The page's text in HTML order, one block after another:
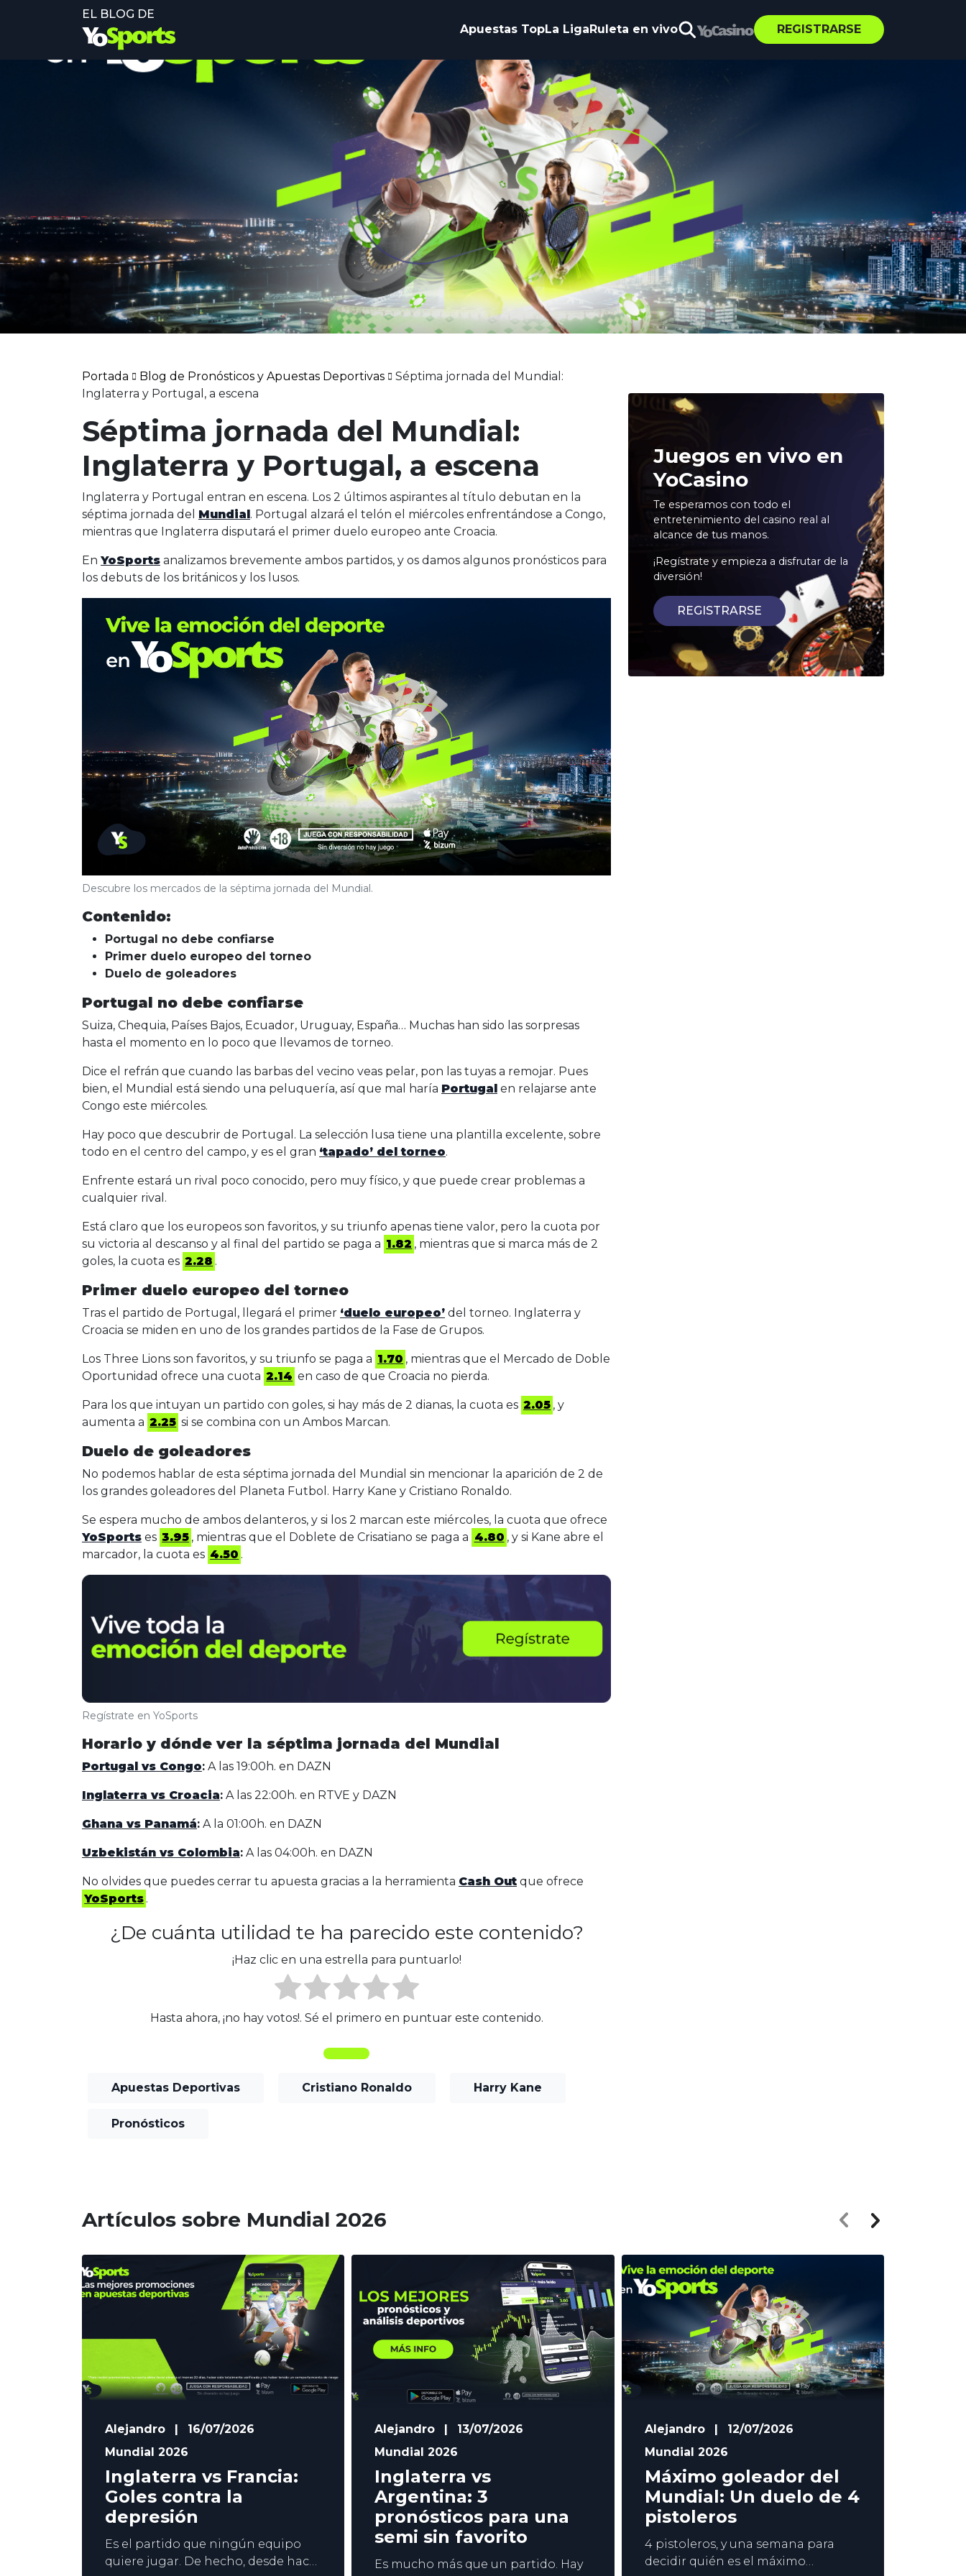
EL BLOG DE
Apuestas TopLa Liga Ruleta en vivo REGISTRARSE
Portada Blog de Pronósticos y Apuestas Deportivas
Séptima jornada del Mundial:
Inglaterra y Portugal, a escena
Séptima jornada del Mundial:
Inglaterra y Portugal, a escena
Inglaterra y Portugal entran en escena. Los 2 últimos aspirantes al título debutan en la
séptima jornada del Mundial. Portugal alzará el telón el miércoles enfrentándose a Congo,
mientras que Inglaterra disputará el primer duelo europeo ante Croacia.
En YoSports analizamos brevemente ambos partidos, y os damos algunos pronósticos para
los debuts de los británicos y los lusos.
Descubre los mercados de la séptima jornada del Mundial.
Contenido:
Portugal no debe confiarse
Primer duelo europeo del torneo
Duelo de goleadores
Portugal no debe confiarse
Suiza, Chequia, Países Bajos, Ecuador, Uruguay, España… Muchas han sido las sorpresas
hasta el momento en lo poco que llevamos de torneo.
Dice el refrán que cuando las barbas del vecino veas pelar, pon las tuyas a remojar. Pues
bien, el Mundial está siendo una peluquería, así que mal haría Portugal en relajarse ante
Congo este miércoles.
Hay poco que descubrir de Portugal. La selección lusa tiene una plantilla excelente, sobre
todo en el centro del campo, y es el gran ‘tapado’ del torneo.
Enfrente estará un rival poco conocido, pero muy físico, y que puede crear problemas a
cualquier rival.
Está claro que los europeos son favoritos, y su triunfo apenas tiene valor, pero la cuota por
su victoria al descanso y al final del partido se paga a 1.82 , mientras que si marca más de 2
goles, la cuota es 2.28 .
Primer duelo europeo del torneo
Tras el partido de Portugal, llegará el primer ‘duelo europeo’ del torneo. Inglaterra y
Croacia se miden en uno de los grandes partidos de la Fase de Grupos.
Los Three Lions son favoritos, y su triunfo se paga a 1.70 , mientras que el Mercado de Doble
Oportunidad ofrece una cuota 2.14 en caso de que Croacia no pierda.
Para los que intuyan un partido con goles, si hay más de 2 dianas, la cuota es 2.05 , y
aumenta a 2.25 si se combina con un Ambos Marcan.
Duelo de goleadores
No podemos hablar de esta séptima jornada del Mundial sin mencionar la aparición de 2 de
los grandes goleadores del Planeta Futbol. Harry Kane y Cristiano Ronaldo.
Se espera mucho de ambos delanteros, y si los 2 marcan este miércoles, la cuota que ofrece
YoSports es 3.95 , mientras que el Doblete de Crisatiano se paga a 4.80 , y si Kane abre el
marcador, la cuota es 4.50 .
Regístrate en YoSports
Horario y dónde ver la séptima jornada del Mundial
Portugal vs Congo: A las 19:00h. en DAZN
Inglaterra vs Croacia: A las 22:00h. en RTVE y DAZN
Ghana vs Panamá: A la 01:00h. en DAZN
Uzbekistán vs Colombia: A las 04:00h. en DAZN
No olvides que puedes cerrar tu apuesta gracias a la herramienta Cash Out que ofrece
YoSports .
¿De cuánta utilidad te ha parecido este contenido?
¡Haz clic en una estrella para puntuarlo!
Hasta ahora, ¡no hay votos!. Sé el primero en puntuar este contenido.
Apuestas Deportivas Cristiano Ronaldo Harry Kane
Pronósticos
Juegos en vivo en
YoCasino
Te esperamos con todo el
entretenimiento del casino real al
alcance de tus manos.
¡Regístrate y empieza a disfrutar de la
diversión!
REGISTRARSE
Artículos sobre Mundial 2026
Alejandro |
16/07/2026
Mundial 2026
Inglaterra vs Francia:
Goles contra la
depresión
Es el partido que ningún equipo
quiere jugar. De hecho, desde hace
Alejandro |
13/07/2026
Mundial 2026
Inglaterra vs
Argentina: 3
pronósticos para una
semi sin favorito
Es mucho más que un partido. Hay
Alejandro |
12/07/2026
Mundial 2026
Máximo goleador del
Mundial: Un duelo de 4
pistoleros
4 pistoleros, y una semana para
decidir quién es el máximo